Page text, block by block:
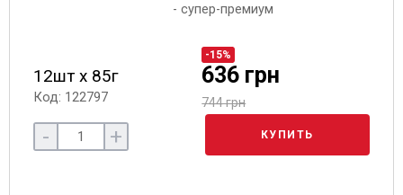
- супер-премиум
12шт х 85г
Код: 122797
-15%
636 грн
744 грн
- + КУПИТЬ